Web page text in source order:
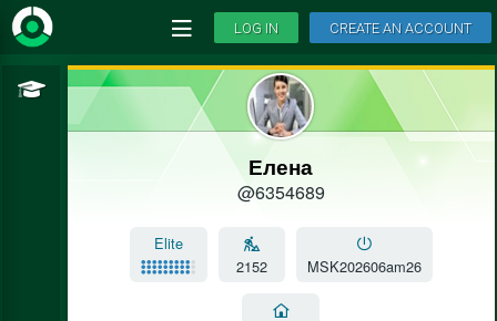
LOG IN CREATE AN ACCOUNT
Елена
@6354689
Elite
2152
MSK202606am26